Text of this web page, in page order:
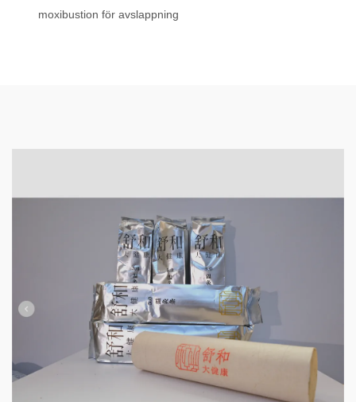
moxibustion för avslappning